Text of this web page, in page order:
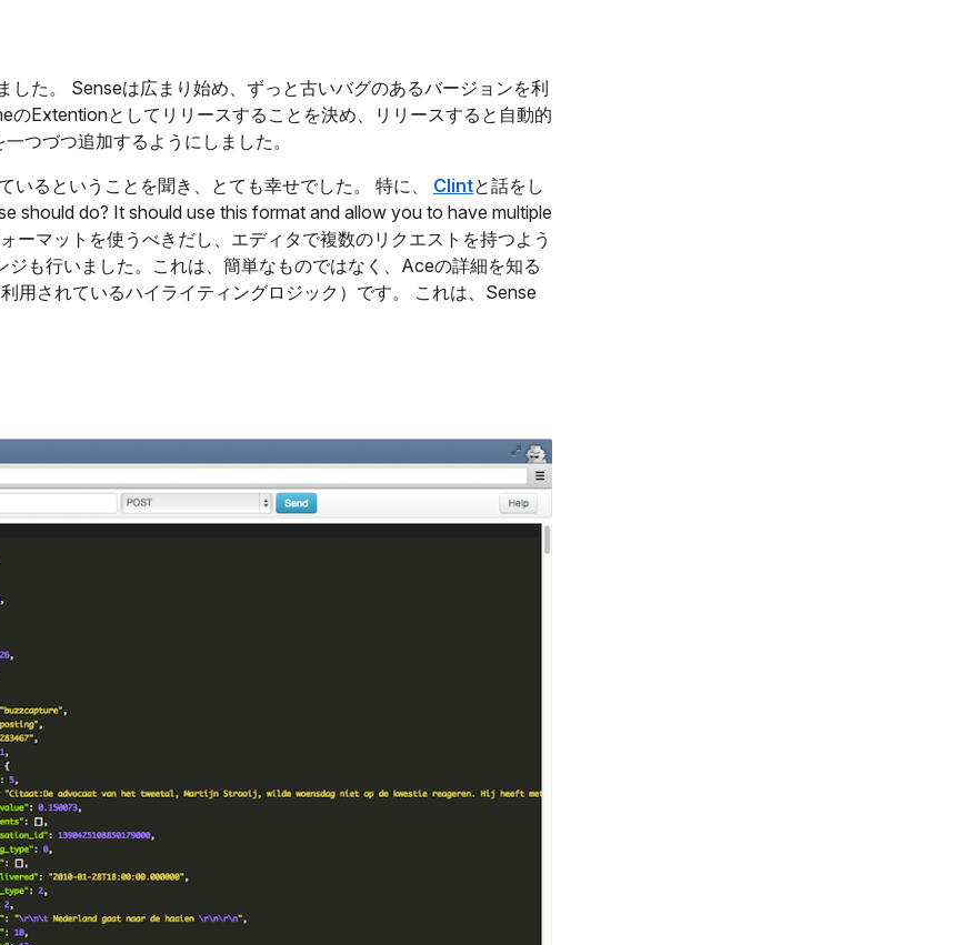
た。 Senseは広まり始め、ずっと古いバグのあるバージョンを利
Extentionとしてリリースすることを決め、リリースすると自動的
つづつ追加するようにしました。
るということを聞き、とても幸せでした。 特に、 Clintと話をし
should do? It should use this format and allow you to have multiple
ーマットを使うべきだし、エディタで複数のリクエストを持つよう
も行いました。これは、簡単なものではなく、Aceの詳細を知る
用されているハイライティングロジック）です。 これは、Sense